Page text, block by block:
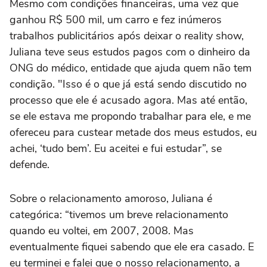
Mesmo com condições financeiras, uma vez que
ganhou R$ 500 mil, um carro e fez inúmeros
trabalhos publicitários após deixar o reality show,
Juliana teve seus estudos pagos com o dinheiro da
ONG do médico, entidade que ajuda quem não tem
condição. "Isso é o que já está sendo discutido no
processo que ele é acusado agora. Mas até então,
se ele estava me propondo trabalhar para ele, e me
ofereceu para custear metade dos meus estudos, eu
achei, ‘tudo bem’. Eu aceitei e fui estudar”, se
defende.
Sobre o relacionamento amoroso, Juliana é
categórica: “tivemos um breve relacionamento
quando eu voltei, em 2007, 2008. Mas
eventualmente fiquei sabendo que ele era casado. E
eu terminei e falei que o nosso relacionamento, a